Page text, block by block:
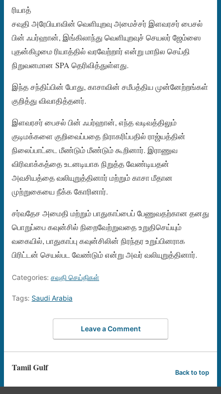
ரியாத்
சவுதி அரேபியாவின் வெளியுறவு அமைச்சர் இளவரசர் பைசல்
பின் ஃபர்ஹான், இங்கிலாந்து வெளியுறவுச் செயலர் ஜேம்ஸை
புதன்கிழமை ரியாத்தில் வரவேற்றார் என்று மாநில செய்தி
நிறுவனமான SPA தெரிவித்துள்ளது.
இந்த சந்திப்பின் போது, ​​காசாவின் சமீபத்திய முன்னேற்றங்கள்
குறித்து விவாதித்தனர்.
இளவரசர் பைசல் பின் ஃபர்ஹான், எந்த வடிவத்திலும்
குடிமக்களை குறிவைப்பதை நிராகரிப்பதில் ராஜ்யத்தின்
நிலைப்பாட்டை மீண்டும் மீண்டும் கூறினார். இராணுவ
விரிவாக்கத்தை உடனடியாக நிறுத்த வேண்டியதன்
அவசியத்தை வலியுறுத்தினார் மற்றும் காசா மீதான
முற்றுகையை நீக்க கோரினார்.
சர்வதேச அமைதி மற்றும் பாதுகாப்பைப் பேணுவதற்கான தனது
பொறுப்பை கவுன்சில் நிறைவேற்றுவதை உறுதிசெய்யும்
வகையில், பாதுகாப்பு கவுன்சிலின் நிரந்தர உறுப்பினராக
பிரிட்டன் செயல்பட வேண்டும் என்று அவர் வலியுறுத்தினார்.
Categories: சவுதி செய்திகள்
Tags: Saudi Arabia
Leave a Comment
Tamil Gulf Back to top